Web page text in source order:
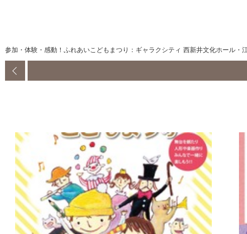
参加・体験・感動！ふれあいこどもまつり：ギャラクシティ 西新井文化ホール・